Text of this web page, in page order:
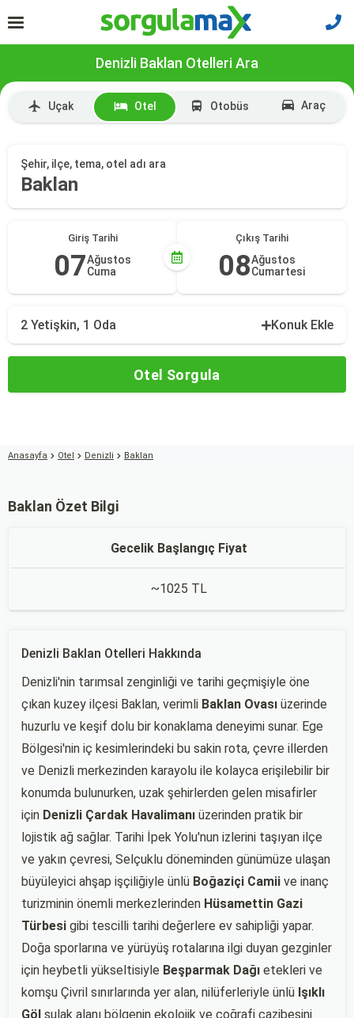
Denizli Baklan Otelleri Ara
Uçak Otel Otobüs Araç
Şehir, ilçe, tema, otel adı ara
Baklan
Giriş Tarihi
07Ağustos
Cuma
Çıkış Tarihi
08Ağustos
Cumartesi
2 Yetişkin, 1 Oda Konuk Ekle
Otel Sorgula
Anasayfa Otel Denizli Baklan
Baklan Özet Bilgi
Gecelik Başlangıç Fiyat
~1025 TL
Denizli Baklan Otelleri Hakkında
Denizli'nin tarımsal zenginliği ve tarihi geçmişiyle öne
çıkan kuzey ilçesi Baklan, verimli Baklan Ovası üzerinde
huzurlu ve keşif dolu bir konaklama deneyimi sunar. Ege
Bölgesi'nin iç kesimlerindeki bu sakin rota, çevre illerden
ve Denizli merkezinden karayolu ile kolayca erişilebilir bir
konumda bulunurken, uzak şehirlerden gelen misafirler
için Denizli Çardak Havalimanı üzerinden pratik bir
lojistik ağ sağlar. Tarihi İpek Yolu'nun izlerini taşıyan ilçe
ve yakın çevresi, Selçuklu döneminden günümüze ulaşan
büyüleyici ahşap işçiliğiyle ünlü Boğaziçi Camii ve inanç
turizminin önemli merkezlerinden Hüsamettin Gazi
Türbesi gibi tescilli tarihi değerlere ev sahipliği yapar.
Doğa sporlarına ve yürüyüş rotalarına ilgi duyan gezginler
için heybetli yükseltisiyle Beşparmak Dağı etekleri ve
komşu Çivril sınırlarında yer alan, nilüferleriyle ünlü Işıklı
Göl sulak alanı bölgenin ekolojik ve coğrafi cazibesini